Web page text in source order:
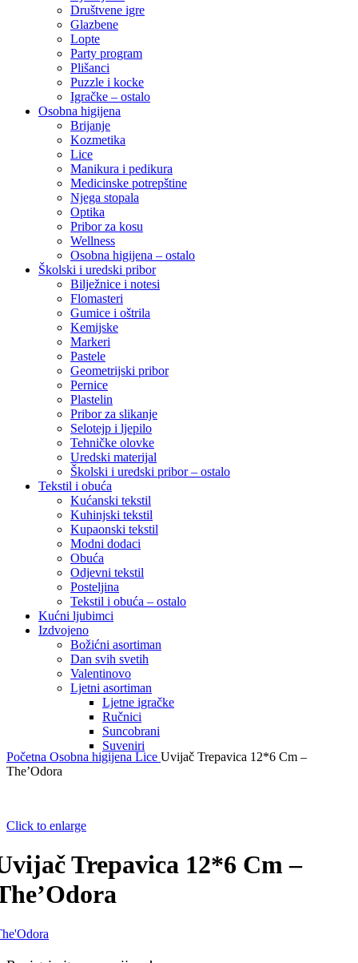
Društvene igre
Glazbene
Lopte
Party program
Plišanci
Puzzle i kocke
Igračke – ostalo
Osobna higijena
Brijanje
Kozmetika
Lice
Manikura i pedikura
Medicinske potrepštine
Njega stopala
Optika
Pribor za kosu
Wellness
Osobna higijena – ostalo
Školski i uredski pribor
Bilježnice i notesi
Flomasteri
Gumice i oštrila
Kemijske
Markeri
Pastele
Geometrijski pribor
Pernice
Plastelin
Pribor za slikanje
Selotejp i ljepilo
Tehničke olovke
Uredski materijal
Školski i uredski pribor – ostalo
Tekstil i obuća
Kućanski tekstil
Kuhinjski tekstil
Kupaonski tekstil
Modni dodaci
Obuća
Odjevni tekstil
Posteljina
Tekstil i obuća – ostalo
Kućni ljubimci
Izdvojeno
Božićni asortiman
Dan svih svetih
Valentinovo
Ljetni asortiman
Ljetne igračke
Ručnici
Suncobrani
Suveniri
Početna Osobna higijena Lice Uvijač Trepavica 12*6 Cm –
The’Odora
Click to enlarge
Trepavica 12*6 Cm –